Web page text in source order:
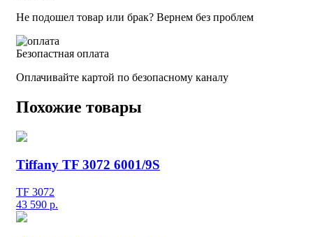
Не подошел товар или брак? Вернем без проблем
Безопастная оплата
Оплачивайте картой по безопасному каналу
Похожие товары
Tiffany TF 3072 6001/9S
TF 3072
43 590 р.